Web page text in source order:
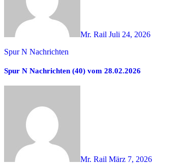
Mr. Rail Juli 24, 2026
Spur N Nachrichten
Spur N Nachrichten (40) vom 28.02.2026
Mr. Rail März 7, 2026